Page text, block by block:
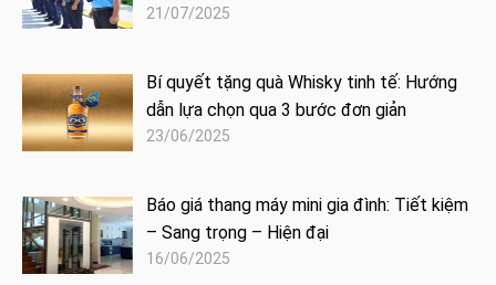
21/07/2025
Bí quyết tặng quà Whisky tinh tế: Hướng
dẫn lựa chọn qua 3 bước đơn giản
23/06/2025
Báo giá thang máy mini gia đình: Tiết kiệm
– Sang trọng – Hiện đại
16/06/2025